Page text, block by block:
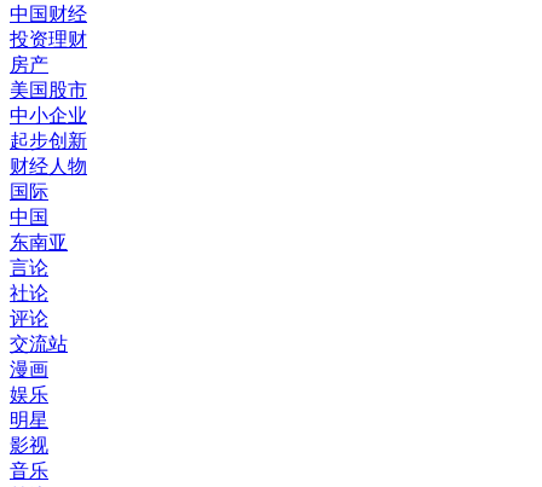
中国财经
投资理财
房产
美国股市
中小企业
起步创新
财经人物
国际
中国
东南亚
言论
社论
评论
交流站
漫画
娱乐
明星
影视
音乐